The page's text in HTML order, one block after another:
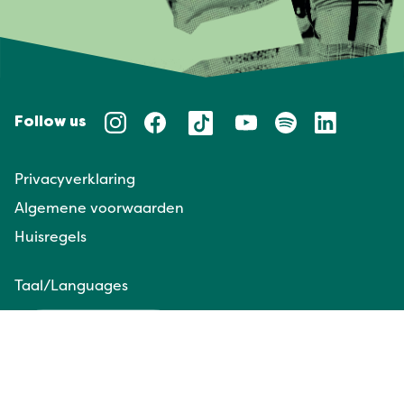
Follow us
Privacyverklaring
Algemene voorwaarden
Huisregels
Taal/Languages